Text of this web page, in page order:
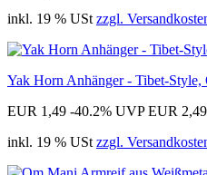
inkl. 19 % USt zzgl.
Yak Horn Anhänger - Tibet-Style,
EUR 1,49 -40.2% UVP EUR 2,49
inkl. 19 % USt zzgl.